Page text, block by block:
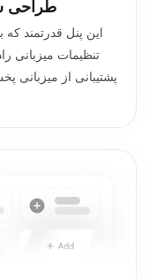
طراحی
این پنل قدرتمند
تنظیمات میزبانی
پشتیبانی از میزبانی